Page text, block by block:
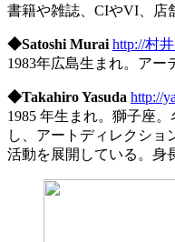
書籍や雑誌、CIやVI、店
◆Satoshi Murai http://村
1983年広島生まれ。ア
◆Takahiro Yasuda http://
1985 年生まれ。獅子座
し、アートディレクシ
活動を展開している。身